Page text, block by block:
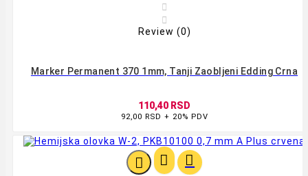


Review (0)
Marker Permanent 370 1mm, Tanji Zaobljeni Edding Crna
110,40 RSD
92,00 RSD + 20% PDV
  